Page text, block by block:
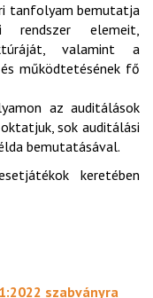
tanfolyam bemutatja
rendszer elemeit,
valamint a
működtetésének fő
az auditálások
sok auditálási
bemutatásával.
keretében
szabványra